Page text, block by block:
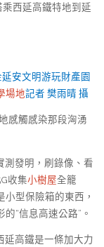
西延高鐵特地到延
安文明游玩財產園
場地記者 樊雨晴 攝
感觸感染那段洶湧
測發明，刷錄像、看
收集小樹屋全籠
型保險箱的東西，
“信息高速公路”。
延高鐵是一條加大力